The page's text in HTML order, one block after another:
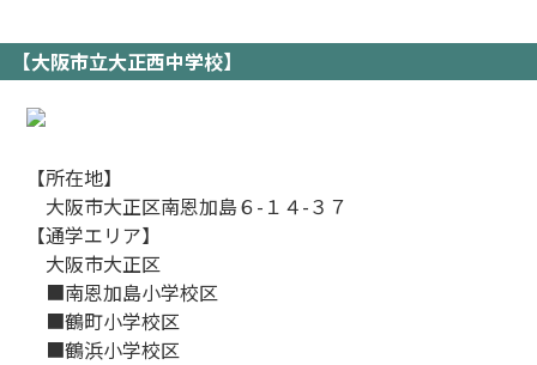
【大阪市立大正西中学校】
【所在地】
大阪市大正区南恩加島６-１４-３７
【通学エリア】
大阪市大正区
■南恩加島小学校区
■鶴町小学校区
■鶴浜小学校区